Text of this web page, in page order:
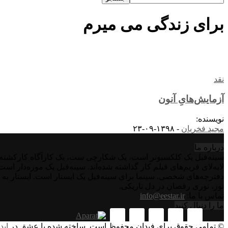
برای زندگی می میرم
نقد
آزمایش‌هایِ آنون
نویسنده:
مجید فخریان - ۱۳۹۸-۰۹-۲۳
درباره‌ ما
info@eestar.ir
ما را دنبال کنید